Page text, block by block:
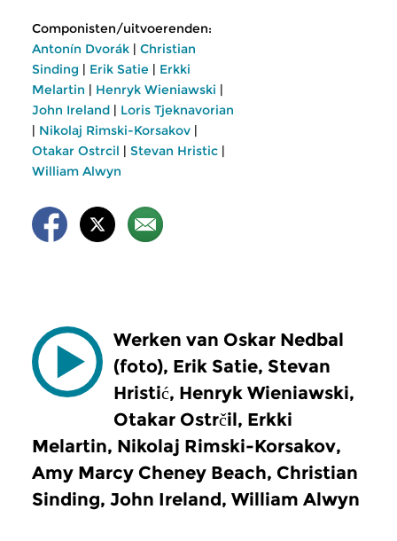
Componisten/uitvoerenden:
Antonín Dvorák | Christian
Sinding | Erik Satie | Erkki
Melartin | Henryk Wieniawski |
John Ireland | Loris Tjeknavorian
| Nikolaj Rimski-Korsakov |
Otakar Ostrcil | Stevan Hristic |
William Alwyn
Werken van Oskar Nedbal
(foto), Erik Satie, Stevan
Hristić, Henryk Wieniawski,
Otakar Ostrčil, Erkki
Melartin, Nikolaj Rimski-Korsakov,
Amy Marcy Cheney Beach, Christian
Sinding, John Ireland, William Alwyn